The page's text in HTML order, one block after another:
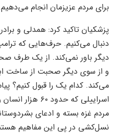
برای مردم عزیزمان انجام
پزشکیان تاکید کرد: همدلی و
دنبال می‌کنیم. حرف‌هایی که
دیگر باور نمی‌کند. از یک طرف
و از سوی دیگر صحبت از ساخت
می‌کند. کدام یک را قبول کنیم؟
اسراییلی که
مردم غزه بسته و ادعای
نسل‌کشی در پی این مفاهیم